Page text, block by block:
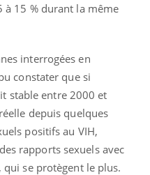
à 15 % durant la même
interrogées en
constater que si
stable entre 2000 et
depuis quelques
positifs au VIH,
rapports sexuels avec
qui se protègent le plus.